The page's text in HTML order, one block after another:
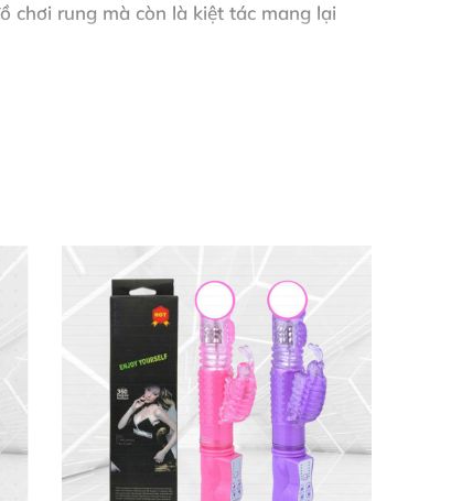
chơi rung mà còn là kiệt tác mang lại
biến mọi buổi chơi thành niềm vui
thấy! Chất liệu mềm mại, dùng lâu